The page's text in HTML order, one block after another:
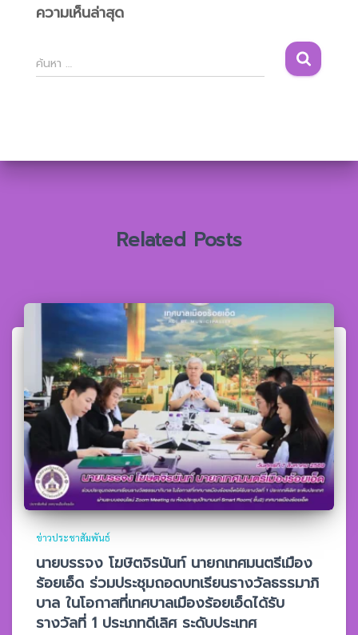
ความเห็นล่าสุด
ค้
น
ห
ค้นหา …
Related Posts
ข่าวประชาสัมพันธ์
นายบรรจง โฆษิตจิรนันท์ นายกเทศมนตรีเมือง
ร้อยเอ็ด ร่วมประชุมถอดบทเรียนรางวัลธรรมาภิ
บาล ในโอกาสที่เทศบาลเมืองร้อยเอ็ดได้รับ
รางวัลที่ 1 ประเภทดีเลิศ ระดับประเทศ